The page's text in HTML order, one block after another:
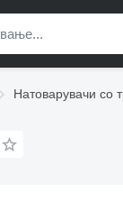
Натоварувачи со